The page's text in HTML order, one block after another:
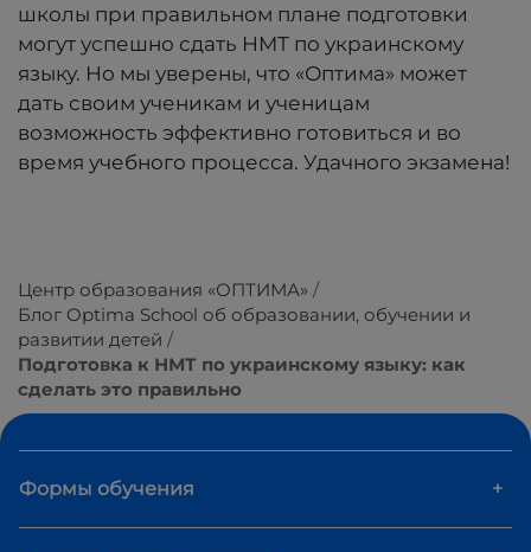
школы при правильном плане подготовки
могут успешно сдать НМТ по украинскому
языку. Но мы уверены, что «Оптима» может
дать своим ученикам и ученицам
возможность эффективно готовиться и во
время учебного процесса. Удачного экзамена!
Центр образования «ОПТИМА»
Блог Optima School об образовании, обучении и
развитии детей
Подготовка к НМТ по украинскому языку: как
сделать это правильно
Формы обучения +